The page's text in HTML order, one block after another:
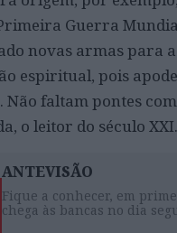
Guerra
novas armas para
espiritual, pois
Não faltam pontes
o leitor do século XXI.
ANTEVISÃO
Fique a conhecer, em
chega às bancas no dia